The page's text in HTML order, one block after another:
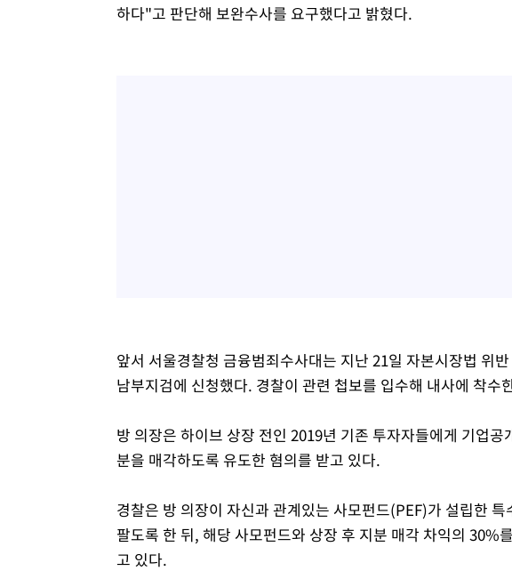
하다"고 판단해 보완수사를 요구했다고 밝혔다.
앞서 서울경찰청 금융범죄수사대는 지난 21일 자본시장법 위
남부지검에 신청했다. 경찰이 관련 첩보를 입수해 내사에 착수
방 의장은 하이브 상장 전인 2019년 기존 투자자들에게 기업
분을 매각하도록 유도한 혐의를 받고 있다.
경찰은 방 의장이 자신과 관계있는 사모펀드(PEF)가 설립한
팔도록 한 뒤, 해당 사모펀드와 상장 후 지분 매각 차익의 30%
고 있다.